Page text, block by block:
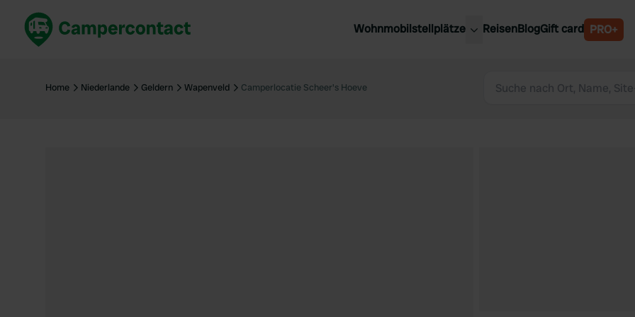
Wohnmobilstellplätze
Deutschland
Deutschland
Luxemburg
ReisenBlogGift card PRO+
Home Niederlande Geldern Wapenveld Camperlocatie Scheer's Hoeve